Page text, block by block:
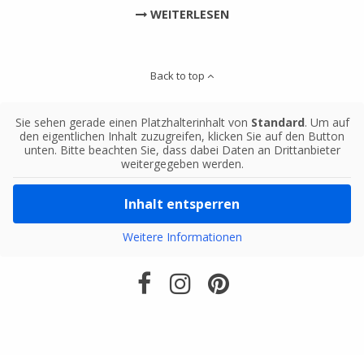
WEITERLESEN
Back to top
Sie sehen gerade einen Platzhalterinhalt von Standard. Um auf
den eigentlichen Inhalt zuzugreifen, klicken Sie auf den Button
unten. Bitte beachten Sie, dass dabei Daten an Drittanbieter
weitergegeben werden.
Inhalt entsperren
Weitere Informationen